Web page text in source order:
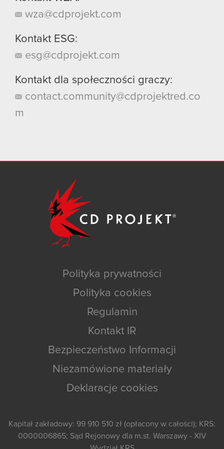
wza@cdprojekt.com
Kontakt ESG:
esg@cdprojekt.com
Kontakt dla społeczności graczy:
contact.community@cdprojektred.co
m
Polityka prywatności
Polityka cookies
Regulamin
Kontakt IR
Bezpieczeństwo Informacji
Niezamówione materiały
Deklaracje cookies
Kapitał zakładowy: 99 910 510 zł (opłacony w całości); KRS:
0000006865; Sąd Rejonowy dla m.st. Warszawy - XIV